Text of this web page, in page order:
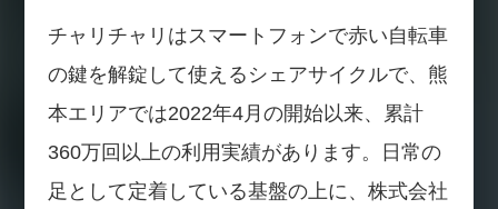
チャリチャリはスマートフォンで赤い自転車
の鍵を解錠して使えるシェアサイクルで、熊
本エリアでは2022年4月の開始以来、累計
360万回以上の利用実績があります。日常の
足として定着している基盤の上に、株式会社